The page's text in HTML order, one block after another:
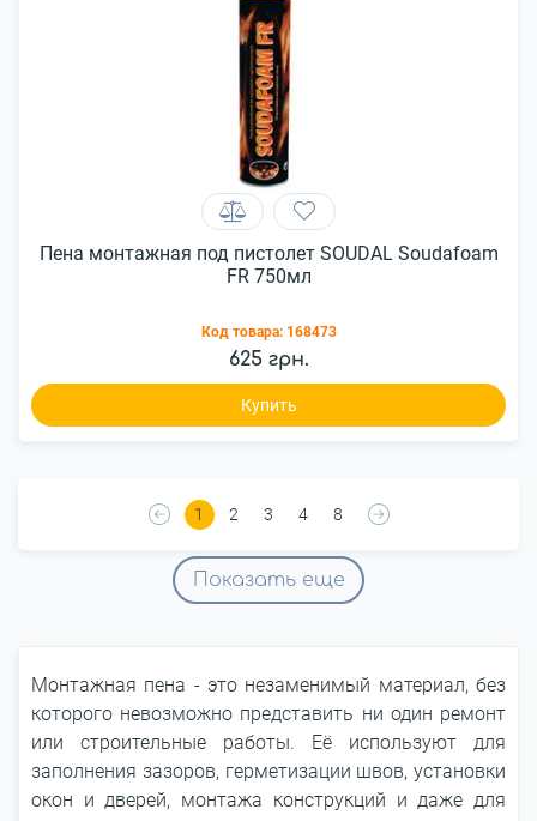
Пена монтажная под пистолет SOUDAL Soudafoam
FR 750мл
Код товара: 168473
625 грн.
Купить
1 2 3 4 8
Показать еще
Монтажная пена - это незаменимый материал, без
которого невозможно представить ни один ремонт
или строительные работы. Её используют для
заполнения зазоров, герметизации швов, установки
окон и дверей, монтажа конструкций и даже для